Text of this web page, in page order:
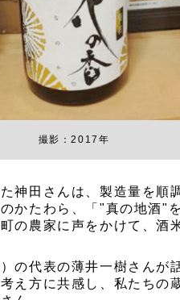
撮影：2017年
神田さんは、製造量を順
かたわら、「"真の地酒"
の農家に声をかけて、酒
の代表の薄井一樹さんが
え方に共感し、私たちの